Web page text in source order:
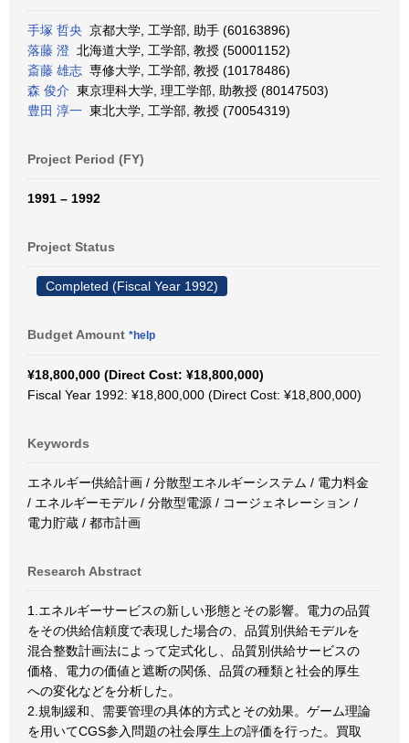
手塚 哲央 京都大学, 工学部, 助手 (60163896)
落藤 澄 北海道大学, 工学部, 教授 (50001152)
斎藤 雄志 専修大学, 工学部, 教授 (10178486)
森 俊介 東京理科大学, 理工学部, 助教授 (80147503)
豊田 淳一 東北大学, 工学部, 教授 (70054319)
Project Period (FY)
1991 – 1992
Project Status
Completed (Fiscal Year 1992)
Budget Amount *help
¥18,800,000 (Direct Cost: ¥18,800,000)
Fiscal Year 1992: ¥18,800,000 (Direct Cost: ¥18,800,000)
Keywords
エネルギー供給計画 / 分散型エネルギーシステム / 電力料金
/ エネルギーモデル / 分散型電源 / コージェネレーション /
電力貯蔵 / 都市計画
Research Abstract
1.エネルギーサービスの新しい形態とその影響。電力の品質
をその供給信頼度で表現した場合の、品質別供給モデルを
混合整数計画法によって定式化し、品質別供給サービスの
価格、電力の価値と遮断の関係、品質の種類と社会的厚生
への変化などを分析した。
2.規制緩和、需要管理の具体的方式とその効果。ゲーム理論
を用いてCGS参入問題の社会厚生上の評価を行った。買取